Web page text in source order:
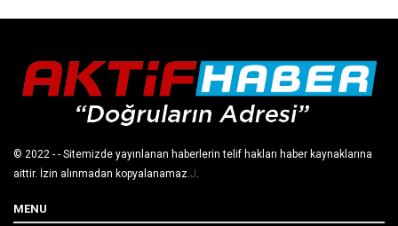
© 2022 - - Sitemizde yayınlanan haberlerin telif hakları haber kaynaklarına
aittir. İzin alınmadan kopyalanamaz. J
MENU